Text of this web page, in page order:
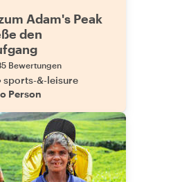
Adam's Peak
den
Bewertungen
sports-&-leisure
Person